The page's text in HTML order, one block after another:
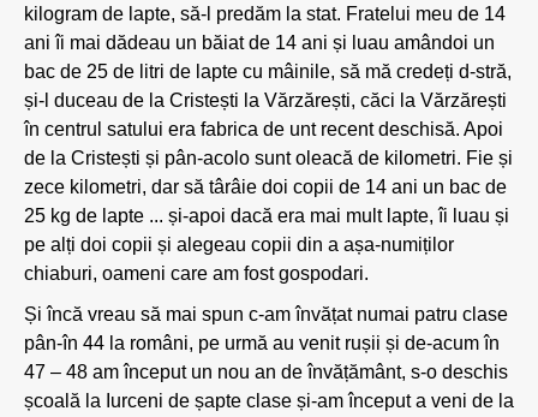
kilogram de lapte, să-l predăm la stat. Fratelui meu de 14
ani îi mai dădeau un băiat de 14 ani și luau amândoi un
bac de 25 de litri de lapte cu mâinile, să mă credeți d-stră,
și-l duceau de la Cristești la Vărzărești, căci la Vărzărești
în centrul satului era fabrica de unt recent deschisă. Apoi
de la Cristești și pân-acolo sunt oleacă de kilometri. Fie și
zece kilometri, dar să târâie doi copii de 14 ani un bac de
25 kg de lapte ... și-apoi dacă era mai mult lapte, îi luau și
pe alți doi copii și alegeau copii din a așa-numiților
chiaburi, oameni care am fost gospodari.
Și încă vreau să mai spun c-am învățat numai patru clase
pân-în 44 la români, pe urmă au venit rușii și de-acum în
47 – 48 am început un nou an de învățământ, s-o deschis
școală la Iurceni de șapte clase și-am început a veni de la